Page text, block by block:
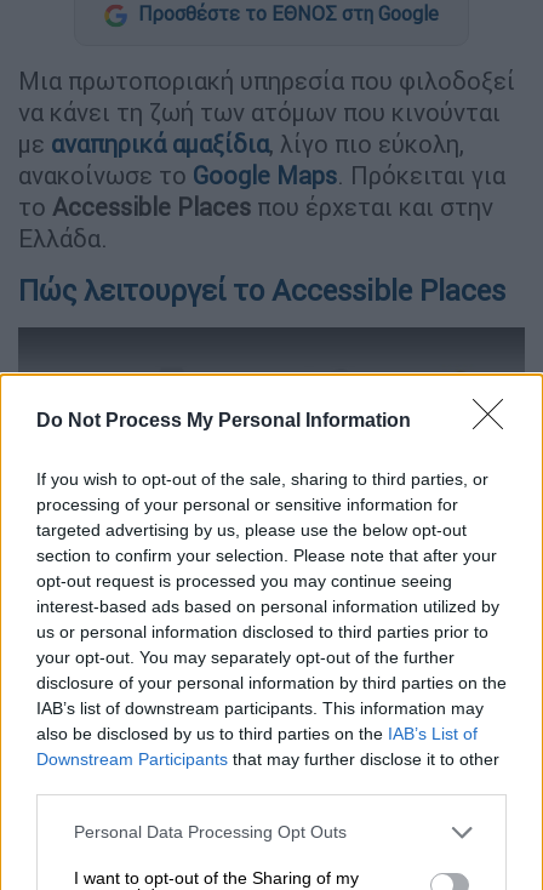
Do Not Process My Personal Information
If you wish to opt-out of the sale, sharing to third parties, or
processing of your personal or sensitive information for
targeted advertising by us, please use the below opt-out
section to confirm your selection. Please note that after your
opt-out request is processed you may continue seeing
interest-based ads based on personal information utilized by
us or personal information disclosed to third parties prior to
your opt-out. You may separately opt-out of the further
disclosure of your personal information by third parties on the
IAB’s list of downstream participants. This information may
also be disclosed by us to third parties on the IAB’s List of
Downstream Participants that may further disclose it to other
Please note that this website/app uses one or more Google
not limited to your visit or usage behaviour. You may click to
Personal Data Processing Opt Outs
I want to opt-out of the Sharing of my
Προσθέστε το ΕΘΝΟΣ στη Google
Μια πρωτοποριακή υπηρεσία που φιλοδοξεί
να κάνει τη ζωή των ατόμων που κινούνται
με αναπηρικά αμαξίδια, λίγο πιο εύκολη,
ανακοίνωσε το Google Maps. Πρόκειται για
το Accessible Places που έρχεται και στην
Ελλάδα.
Πώς λειτουργεί το Accessible Places
video
Τί είναι όμως το Accessible Places και πώς
λειτουργεί;Οι χρήστες θα έχουν την
δυνατότητα να μάθουν αν το σημείο που
θέλουν να επισκεφτούν διαθέτει πρόσβαση
μεαναπηρικό αμαξίδιο. Αν κάτι τέτοιο
συμβαίνει, θα παρατηρήσουν ένα σχετικό
εικονίδιο στην καρτέλα της επιχείρησης.
Επιπλέον, μέσω της υπηρεσίας θα μπορούν